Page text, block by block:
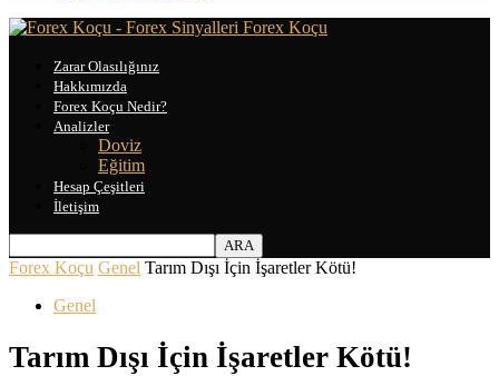
Forex Koçu
Zarar Olasılığınız
Hakkımızda
Forex Koçu Nedir?
Analizler
Doviz
Eğitim
Hesap Çeşitleri
İletişim
Forex Koçu Genel Tarım Dışı İçin İşaretler Kötü!
Genel
Tarım Dışı İçin İşaretler Kötü!